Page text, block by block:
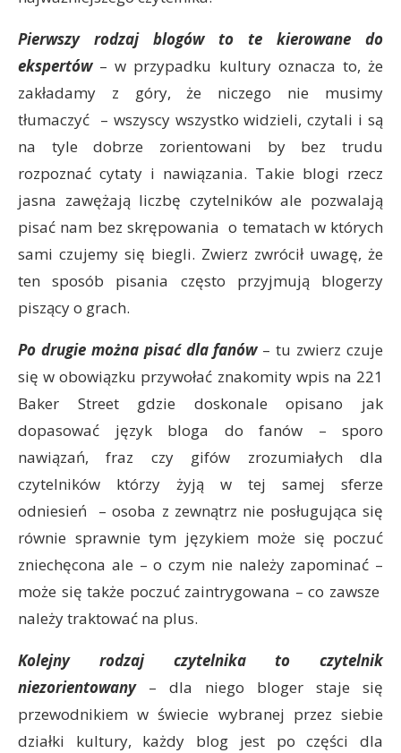
Pierwszy rodzaj blogów to te kierowane do
ekspertów – w przypadku kultury oznacza to, że
zakładamy z góry, że niczego nie musimy
tłumaczyć – wszyscy wszystko widzieli, czytali i są
na tyle dobrze zorientowani by bez trudu
rozpoznać cytaty i nawiązania. Takie blogi rzecz
jasna zawężają liczbę czytelników ale pozwalają
pisać nam bez skrępowania o tematach w których
sami czujemy się biegli. Zwierz zwrócił uwagę, że
ten sposób pisania często przyjmują blogerzy
piszący o grach.
Po drugie można pisać dla fanów– tu zwierz czuje
się w obowiązku przywołać znakomity wpis na 221
Baker Street gdzie doskonale opisano jak
dopasować język bloga do fanów – sporo
nawiązań, fraz czy gifów zrozumiałych dla
czytelników którzy żyją w tej samej sferze
odniesień – osoba z zewnątrz nie posługująca się
równie sprawnie tym językiem może się poczuć
zniechęcona ale – o czym nie należy zapominać –
może się także poczuć zaintrygowana – co zawsze
należy traktować na plus.
Kolejny rodzaj czytelnika to czytelnik
niezorientowany– dla niego bloger staje się
przewodnikiem w świecie wybranej przez siebie
działki kultury, każdy blog jest po części dla